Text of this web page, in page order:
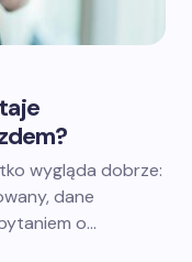
wygląda dobrze:
dane
o…